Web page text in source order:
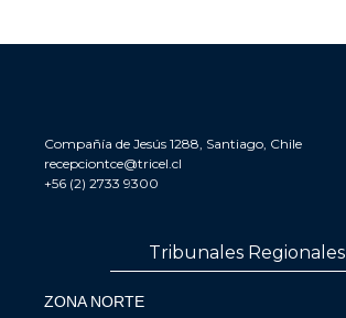
Compañía de Jesús 1288, Santiago, Chile
recepciontce@tricel.cl
+56 (2) 2733 9300
Tribunales Regionales
ZONA NORTE